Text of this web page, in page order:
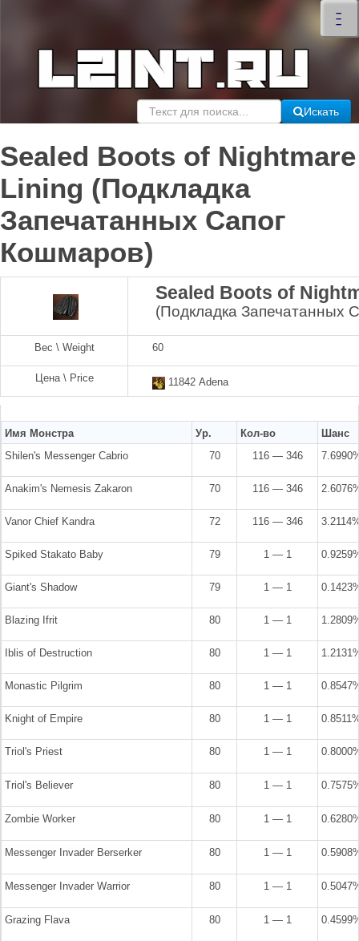
–
–
–
×
Искать
Sealed Boots of Nightmare
Lining (Подкладка
Запечатанных Сапог
Кошмаров)
Sealed Boots of
(Подкладка Запечатанных
Вес \ Weight 60
Цена \ Price 11842 Adena
Имя Монстра Ур. Кол-во
Шанс
Shilen's Messenger Cabrio
70 116 — 346
Anakim's Nemesis Zakaron 70 116 — 346
Vanor Chief Kandra 72 116 — 346
Spiked Stakato Baby 79 1 — 1
Giant's Shadow 79 1 — 1
Blazing Ifrit 80 1 — 1
Iblis of Destruction 80 1 — 1
Monastic Pilgrim 80 1 — 1
Knight of Empire 80 1 — 1
Triol's Priest 80 1 — 1
Triol's Believer 80 1 — 1
Zombie Worker 80 1 — 1
Messenger Invader Berserker 80 1 — 1
Messenger Invader Warrior 80 1 — 1
Grazing Flava 80 1 — 1